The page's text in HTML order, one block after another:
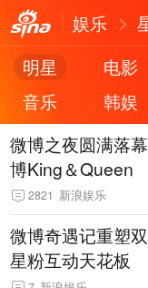
娱乐
明星
电影
音乐
韩娱
微博之夜圆满落
博King＆Queen
2821 新浪娱乐
微博奇遇记重塑
星粉互动天花板